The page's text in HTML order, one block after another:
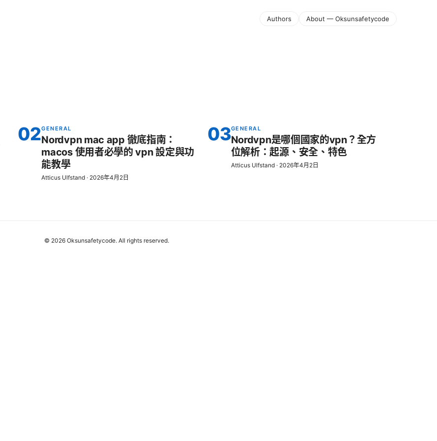
Authors About — Oksunsafetycode
02GENERAL
Nordvpn mac app 徹底指南：
macos 使用者必學的 vpn 設定與功
能教學
Atticus Ulfstand · 2026年4月2日
03GENERAL
Nordvpn是哪個國家的vpn？全方
位解析：起源、安全、特色
Atticus Ulfstand· 2026年4月2日
© 2026 Oksunsafetycode. All rights reserved.